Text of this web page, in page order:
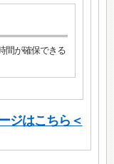
間が確保できる
ジはこちら＜